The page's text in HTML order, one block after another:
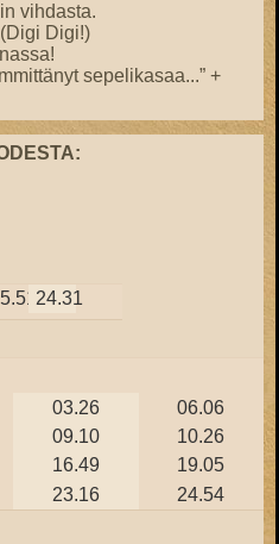
vihdasta.
Digi!)
sepelikasaa...” +
24.31
03.26
06.06
09.10
10.26
16.49
19.05
23.16
24.54